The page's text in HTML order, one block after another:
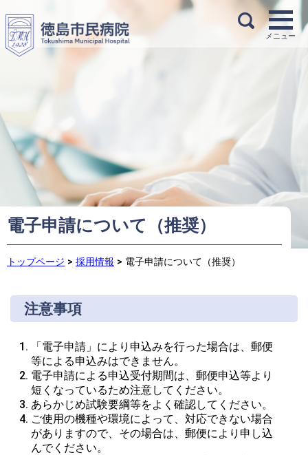
電子申請について（推奨）
トップページ > 採用情報 > 電子申請について（推奨）
注意事項
「電子申請」により申込みを行った場合は、郵便
等による申込みはできません。
電子申請による申込受付期間は、郵便申込等より
短くなっているため注意してください。
あらかじめ試験要綱等をよく確認してください。
ご使用の機種や環境によって、対応できない場合
がありますので、その場合は、郵便により申し込
んでください。